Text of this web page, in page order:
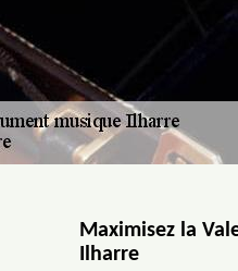
Maximisez la
Ilharre